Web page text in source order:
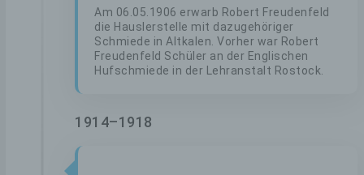
Am 06.05.1906 erwarb Robert Freudenfeld
die Hauslerstelle mit dazugehöriger
Schmiede in Altkalen. Vorher war Robert
Freudenfeld Schüler an der Englischen
Hufschmiede in der Lehranstalt Rostock.
1914–1918